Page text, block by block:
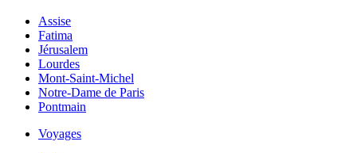
Assise
Fatima
Jérusalem
Lourdes
Mont-Saint-Michel
Notre-Dame de Paris
Pontmain
Voyages